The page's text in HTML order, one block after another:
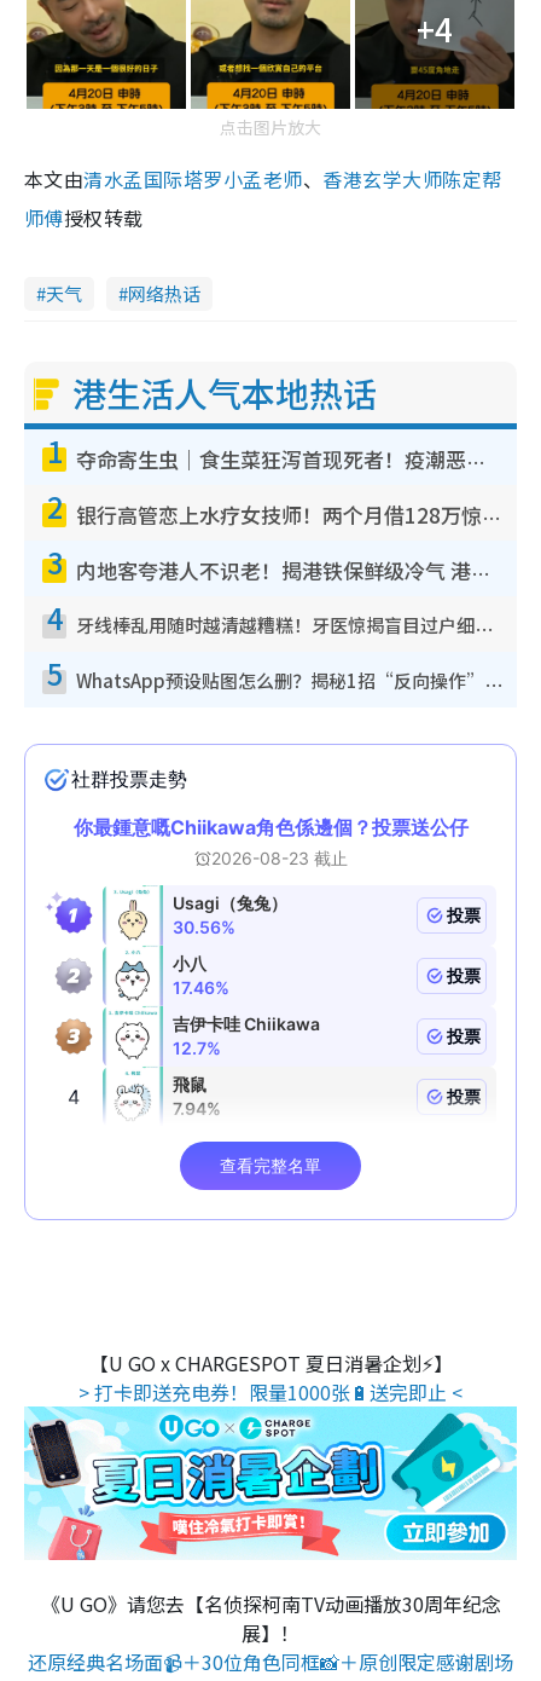
+4
点击图片放大
本文由清水孟国际塔罗小孟老师、 香港玄学大师陈定帮
师傅授权转载
天气 网络热话
港生活人气本地热话
1 夺命寄生虫｜食生菜狂泻首现死者！疫潮恶化录1.8万宗病例 揭洗菜3大谬误
2 银行高管恋上水疗女技师！两个月借128万惊觉“沉船”沉落火海 揭背后疑似邪教操控卖淫
3 内地客夸港人不识老！揭港铁保鲜级冷气 港人求放过：别投诉
4 牙线棒乱用随时越清越糟糕！牙医惊揭盲目过户细菌恐致蛀牙：这种才是日常真保养
5 WhatsApp预设贴图怎么删？揭秘1招“反向操作”还原简洁界面 附3步实测教程
【U GO x CHARGESPOT 夏日消暑企划⚡】
> 打卡即送充电券！限量1000张🔋送完即止 <
《U GO》请您去【名侦探柯南TV动画播放30周年纪念
展】！
还原经典名场面📹＋30位角色同框📸＋原创限定感谢剧场